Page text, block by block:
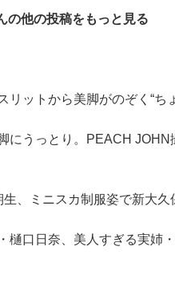
の他の投稿をもっと見る
リットから美脚がのぞく“ち
にうっとり。PEACH
、ミニスカ制服姿で新大
樋口日奈、美人すぎる実姉